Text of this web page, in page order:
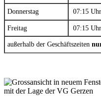
Donnerstag 07:15
Freitag 07:15
außerhalb der Geschäftszeiten